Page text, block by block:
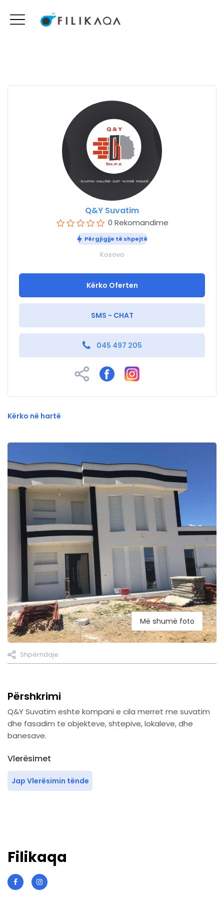
Më shumë foto
Shpërndaje
Përshkrimi
Q&Y Suvatim eshte kompani e cila merret me suvatim
dhe fasadim te objekteve, shtepive, lokaleve, dhe
banesave.
Vlerësimet
Jap Vlerësimin tënde
Q&Y Suvatim
0 Rekomandime
Përgjigjje të shpejtë
Kosovo
Kërko Oferten
SMS - CHAT
045 497 205
Kërko në hartë
Filikaqa